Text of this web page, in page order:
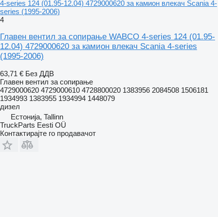
4-series 124 (01.95-12.04) 4729000620 за камион влекач Scania 4-
series (1995-2006)
4
Главен вентил за сопирање WABCO 4-series 124 (01.95-
12.04) 4729000620 за камион влекач Scania 4-series
(1995-2006)
63,71 € Без ДДВ
Главен вентил за сопирање
4729000620 4729000610 4728800020 1383956 2084508 1506181
1934993 1383955 1934994 1448079
дизел
Естонија, Tallinn
TruckParts Eesti OÜ
Контактирајте го продавачот